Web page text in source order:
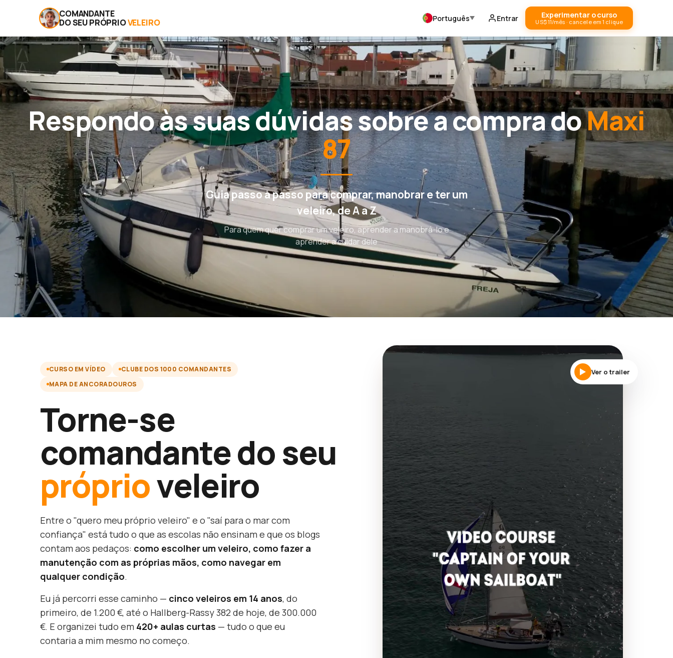
COMANDANTE
DO SEU PRÓPRIOVELEIRO Português Entrar Experimentar o curso
US$ 11/mês · cancele em 1 clique
Respondo às suas dúvidas sobre a compra doMaxi
87
Guia passo a passo para comprar, manobrar e ter um
veleiro, de A a Z
Para quem quer comprar um veleiro, aprender a manobrá-lo e
aprender a cuidar dele
CURSO EM VÍDEO
CLUBE DOS 1000 COMANDANTES
MAPA DE ANCORADOUROS
Torne-se
comandante do seu
próprioveleiro
Entre o "quero meu próprio veleiro" e o "saí para o mar com
confiança" está tudo o que as escolas não ensinam e que os blogs
contam aos pedaços: como escolher um veleiro, como fazer a
manutenção com as próprias mãos, como navegar em
qualquer condição.
Eu já percorri esse caminho — cinco veleiros em 14 anos, do
primeiro, de 1.200 €, até o Hallberg-Rassy 382 de hoje, de 300.000
€. E organizei tudo em 420+ aulas curtas — tudo o que eu
contaria a mim mesmo no começo.
Ver o trailer